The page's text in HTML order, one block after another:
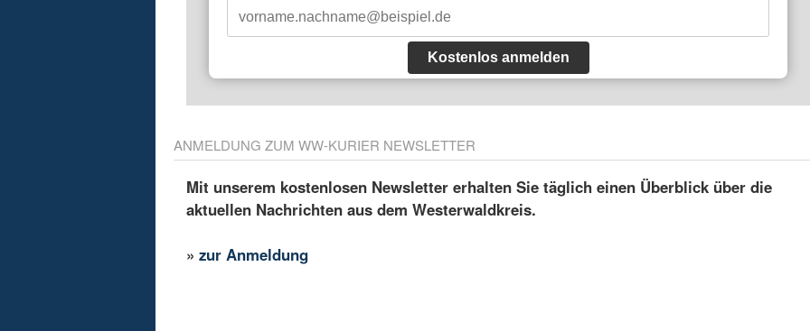
Kostenlos anmelden
ANMELDUNG ZUM WW-KURIER NEWSLETTER
Mit unserem kostenlosen Newsletter erhalten Sie täglich einen Überblick über die
aktuellen Nachrichten aus dem Westerwaldkreis.
»zur Anmeldung